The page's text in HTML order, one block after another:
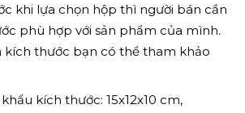
khi lựa chọn hộp thì người bán cần
phù hợp với sản phẩm của mình.
kích thước bạn có thể tham khảo
kích thước: 15x12x10 cm,